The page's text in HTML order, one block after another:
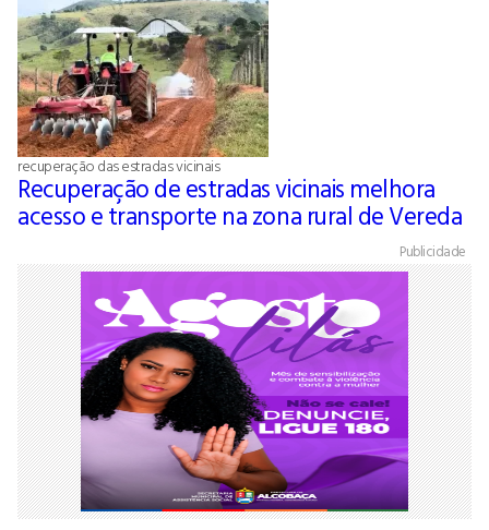
recuperação das estradas vicinais
Recuperação de estradas vicinais melhora
acesso e transporte na zona rural de Vereda
Publicidade